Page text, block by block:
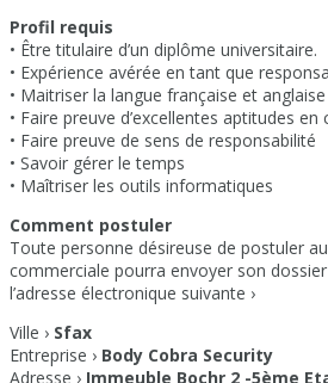
Profil requis
• Être titulaire d’un diplôme universitaire.
• Expérience avérée en tant que
• Maitriser la langue française et anglaise
• Faire preuve d’excellentes aptitudes
• Faire preuve de sens de responsabilité
• Savoir gérer le temps
• Maîtriser les outils informatiques
Comment postuler
Toute personne désireuse de postuler
commerciale pourra envoyer son
l’adresse électronique suivante ›
Ville › Sfax
Entreprise › Body Cobra Security
Adresse › Immeuble Bochr 2 -5ème